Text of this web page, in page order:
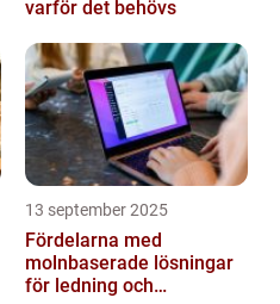
varför det behövs
13 september 2025
Fördelarna med
molnbaserade lösningar
för ledning och